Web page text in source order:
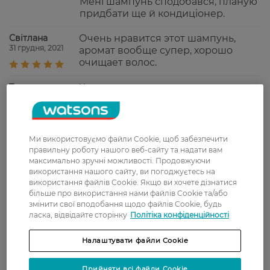
придбати ще й кондиціонер.
Світлана
31 грудня, 2021
Очень нравится этот шампунь,
аромат вообще супер, хорошо
очищает волос.
Тетяна
Хорошо очищает, увлажняет и
разглаживает
18 вересня, 2021
Підходить для ламкого волосся,
шампунь гарно зволожує його,
волосся виглядає доглянутим.
Оксана
29 серпня, 2021
Волосся в ідеальному стані після
цього шампуню
Показати ще
Ми використовуємо файли Cookie, щоб забезпечити
правильну роботу нашого веб-сайту та надати вам
максимально зручні можливості. Продовжуючи
використання нашого сайту, ви погоджуєтесь на
використання файлів Cookie. Якщо ви хочете дізнатися
більше про використання нами файлів Cookie та/або
змінити свої вподобання щодо файлів Cookie, будь
ласка, відвідайте сторінку Політіка конфіденційності
Налаштувати файли Cookie